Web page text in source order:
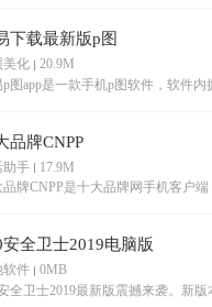
下载最新版p图
美化
20.9M
p图app是一款手机p图软件，软件
品牌CNPP
助手
17.9M
品牌CNPP是十大品牌网手机客户
安全卫士2019电脑版
软件
0MB
全卫士2019最新版震撼来袭。新